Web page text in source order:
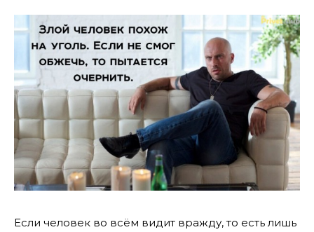
Если человек во всём видит вражду, то есть лишь